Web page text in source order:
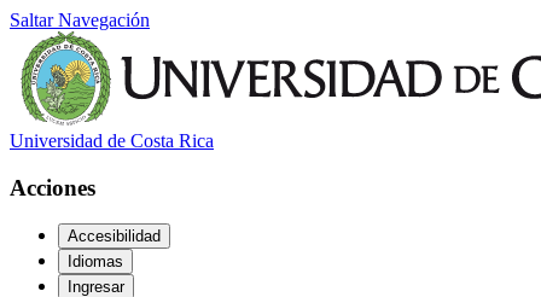
Saltar Navegación
Universidad de Costa Rica
Acciones
Accesibilidad
Idiomas
Ingresar